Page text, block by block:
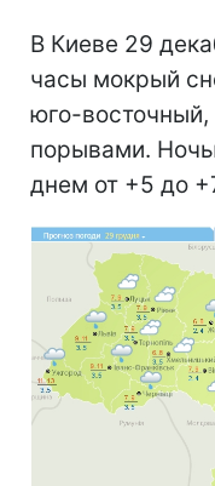
В Киеве 29
часы мокрый
юго-
порывами.
днем от +5 до